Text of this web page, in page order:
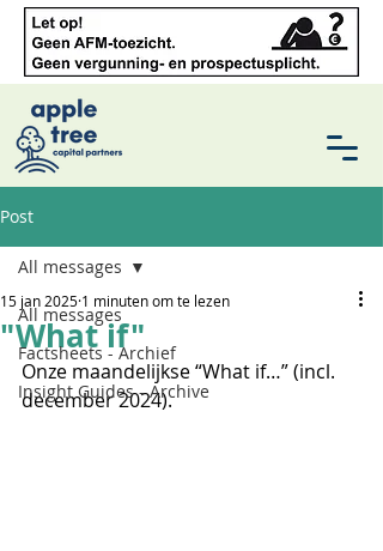
Post
All messages
Factsheets - Archief
Insight Guides - Archive
All messages
"What if"
15 jan 2025 1 minuten om te lezen
Onze maandelijkse “What if…” (incl.
december 2024).